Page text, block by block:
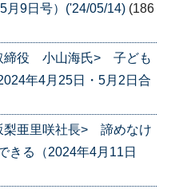
月9日号）('24/05/14) (186
締役 小山海氏> 子ども
年4月25日・5月2日合
亜里咲社長> 諦めなけ
きる（2024年4月11日